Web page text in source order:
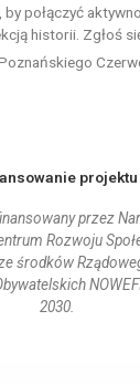
połączyć
historii. Zgłoś
projektu
przez
Rozwoju
środków
2030.